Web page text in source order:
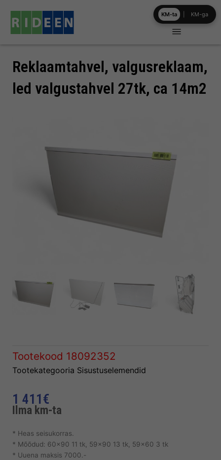
content
Reklaamtahvel, valgusreklaam,
led valgustahvel 27tk, ca 14m2
Tootekood 18092352
Tootekategooria Sisustuselemendid
1 411€
Ilma km-ta
* Heas seisukorras.
* Mõõdud: 60×90 11 tk, 59×90 13 tk, 59×60 3 tk
* Uuena maksis 7000.-
KM-ta KM-ga